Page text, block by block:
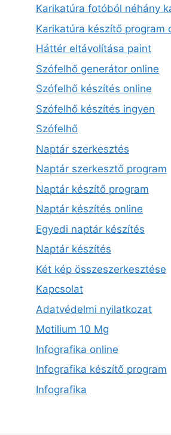
Karikatúra fotóból néhány
Karikatúra készítő program
Háttér eltávolítása paint
Szófelhő generátor online
Szófelhő készítés online
Szófelhő készítés ingyen
Szófelhő
Naptár szerkesztés
Naptár szerkesztő program
Naptár készítő program
Naptár készítés online
Egyedi naptár készítés
Naptár készítés
Két kép összeszerkesztése
Kapcsolat
Adatvédelmi nyilatkozat
Motilium 10 Mg
Infografika online
Infografika készítő program
Infografika